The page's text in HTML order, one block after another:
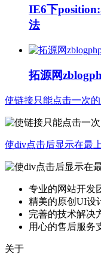
IE6下
法
拓源网
使链接只能点击一次
使div点击后显示在最
专业的网站开发
精美的原创UI设
完善的技术解决
用心的售后服务
关于